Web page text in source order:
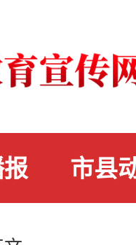
市县